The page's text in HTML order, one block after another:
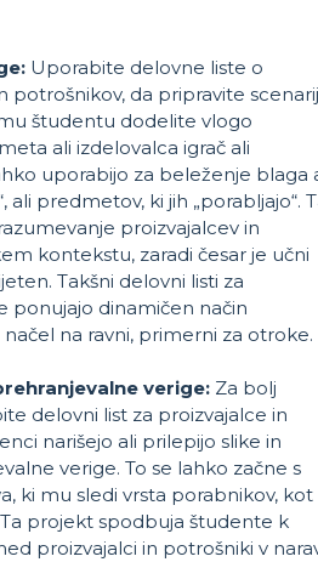
Uporabite delovne liste o
potrošnikov, da pripravite scenarij
študentu dodelite vlogo
ali izdelovalca igrač ali
uporabijo za beleženje blaga
ali predmetov, ki jih „porabljajo“.
proizvajalcev in
kontekstu, zaradi česar je učni
Takšni delovni listi za
ponujajo dinamičen način
na ravni, primerni za otroke.
verige: Za bolj
delovni list za proizvajalce in
narišejo ali prilepijo slike in
verige. To se lahko začne s
ki mu sledi vrsta porabnikov, kot
projekt spodbuja študente k
proizvajalci in potrošniki v